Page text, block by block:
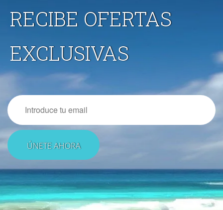
RECIBE OFERTAS
EXCLUSIVAS
Email